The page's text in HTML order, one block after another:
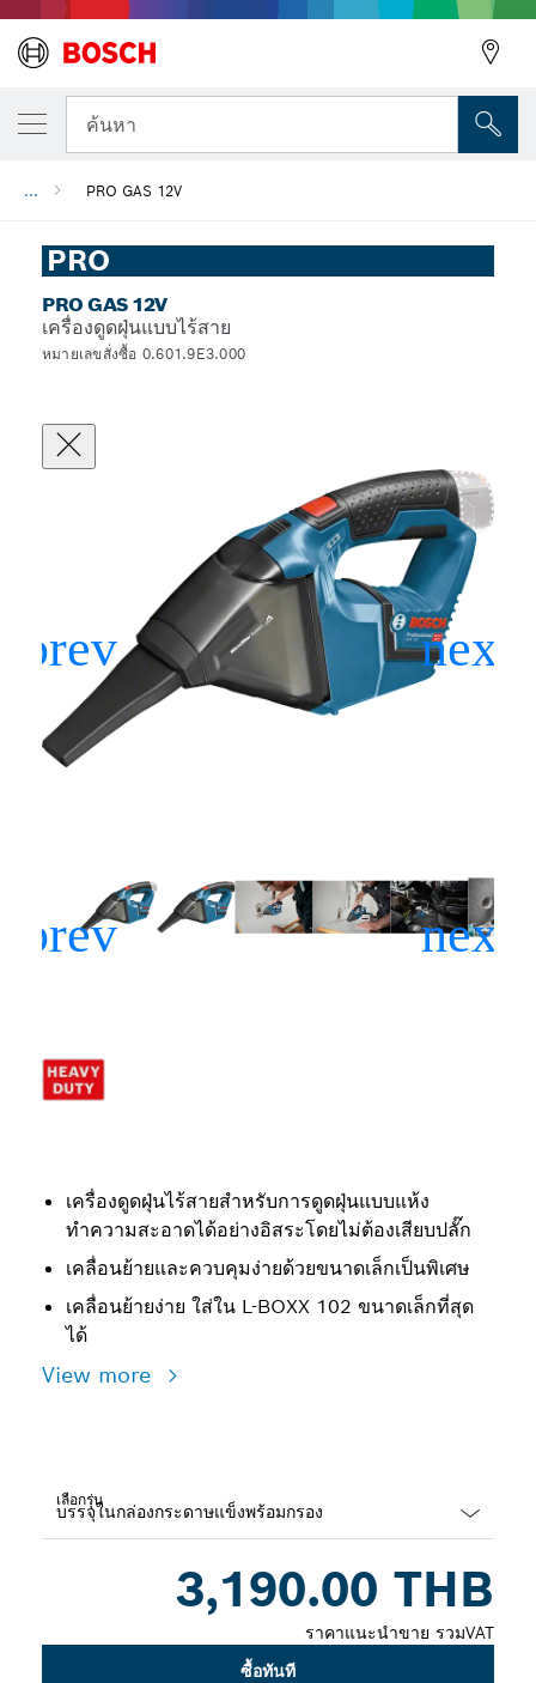
ค้นหา
... PRO GAS 12V
PRO
PRO GAS 12V
เครื่องดูดฝุ่นแบบไร้สาย
หมายเลขสั่งซื้อ 0.601.9E3.000
เครื่องดูดฝุ่นไร้สายสำหรับการดูดฝุ่นแบบแห้ง
ทำความสะอาดได้อย่างอิสระโดยไม่ต้องเสียบปลั๊ก
เคลื่อนย้ายและควบคุมง่ายด้วยขนาดเล็กเป็นพิเศษ
เคลื่อนย้ายง่าย ใส่ใน L-BOXX 102 ขนาดเล็กที่สุด
ได้
View more
เลือกรุ่น
3,190.00 THB
ราคาแนะนำขาย รวมVAT
ซื้อทันที